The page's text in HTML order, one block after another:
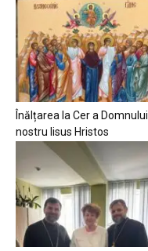
Înălțarea la Cer a Domnului
nostru Iisus Hristos